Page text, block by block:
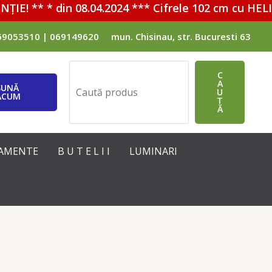
** * din 08.04.2024 *** Cifrele 102 cm cu HELIU
| 069149620 mun. Chisinau, str. Bucuresti 63
C
A
U
T
Ă
B U T E L I I LUMINARI